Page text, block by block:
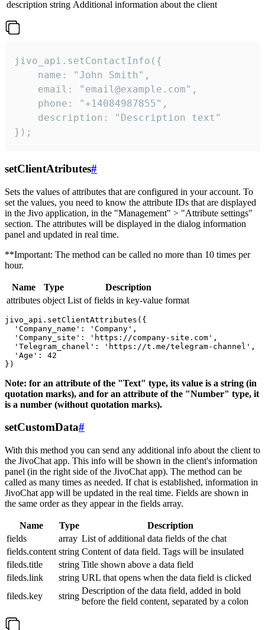
description string Additional information about the client
jivo_api.setContactInfo({
    name: "John Smith",
    email: "email@example.com",
    phone: "+14084987855",
    description: "Description text"
});
setClientAtributes#
Sets the values ​​of attributes that are configured in your account. To
set the values, you need to know the attribute IDs that are displayed
in the Jivo application, in the "Management" > "Attribute settings"
section. The attributes will be displayed in the dialog information
panel and updated in real time.
**Important: The method can be called no more than 10 times per
hour.
Name Type
Description
attributes object List of fields in key-value format
jivo_api.setClientAttributes({
  'Company_name': 'Company',
  'Company_site': 'https://company-site.com',
  'Telegram_chanel': 'https://t.me/telegram-channel',
  'Age': 42
Note: for an attribute of the "Text" type, its value is a string (in
quotation marks), and for an attribute of the "Number" type, it
is a number (without quotation marks).
setCustomData#
With this method you can send any additional info about the client to
the JivoChat app. This info will be shown in the client's information
panel (in the right side of the JivoChat app). The method can be
called as many times as needed. If chat is established, information in
JivoChat app will be updated in the real time. Fields are shown in
the same order as they appear in the fields array.
Name Type
Description
fields
array List of additional data fields of the chat
fields.content string Content of data field. Tags will be insulated
fileds.title
string Title shown above a data field
fileds.link
string URL that opens when the data field is clicked
fileds.key
string
Description of the data field, added in bold
before the field content, separated by a colon